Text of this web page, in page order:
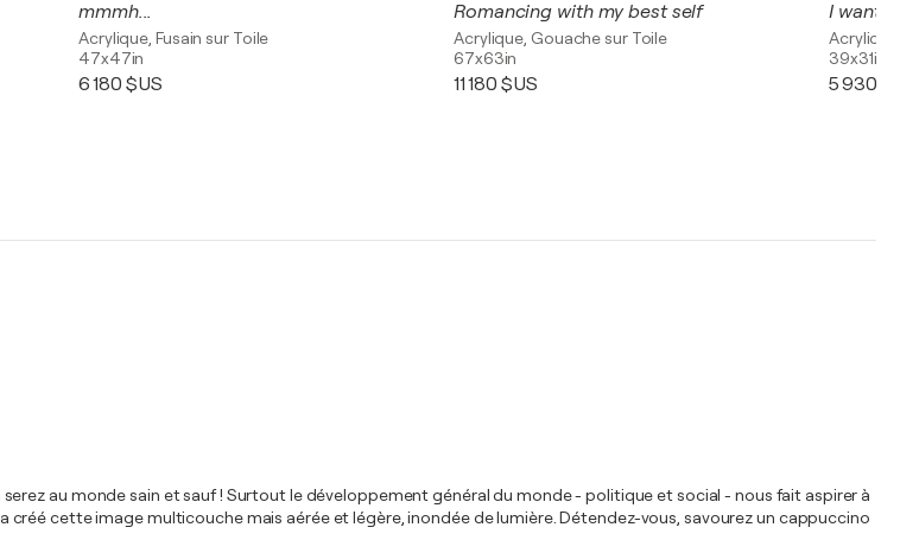
mmmh...
Acrylique, Fusain sur Toile
47x47in
6 180 $US
Romancing with my best self
Acrylique, Gouache sur Toile
67x63in
11 180 $US
I want
39x31in
5 930
au monde sain et sauf ! Surtout le développement général du monde - politique et social - nous fait aspirer à
créé cette image multicouche mais aérée et légère, inondée de lumière. Détendez-vous, savourez un cappuccino